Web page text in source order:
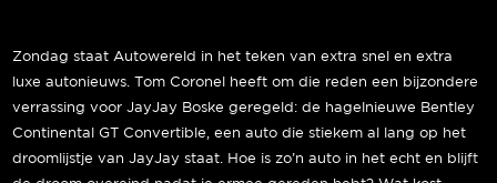
Zondag staat Autowereld in het teken van extra snel en extra
luxe autonieuws. Tom Coronel heeft om die reden een bijzondere
verrassing voor JayJay Boske geregeld: de hagelnieuwe Bentley
Continental GT Convertible, een auto die stiekem al lang op het
droomlijstje van JayJay staat. Hoe is zo’n auto in het echt en blijft